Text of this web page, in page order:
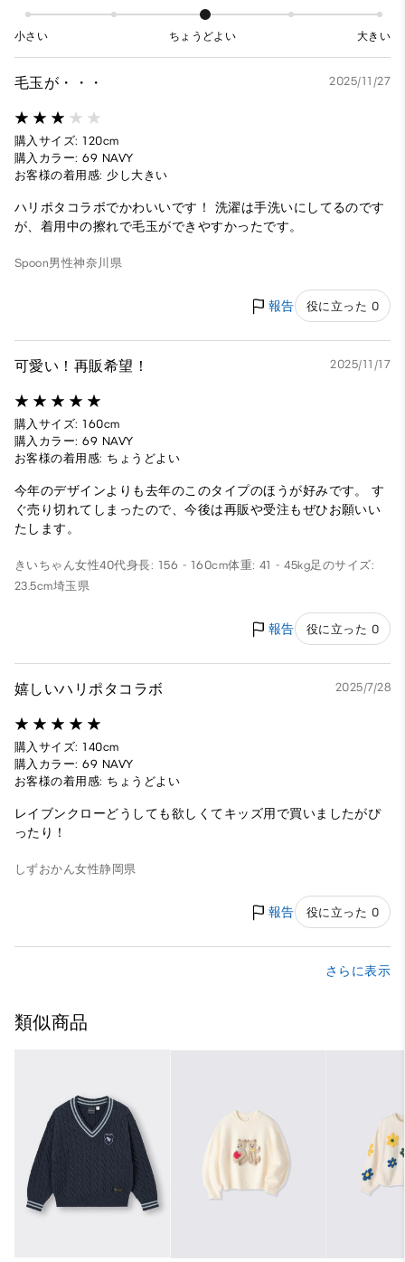
小さい ちょうどよい 大きい
毛玉が・・・ 2025/11/27
購入サイズ: 120cm
購入カラー: 69 NAVY
お客様の着用感: 少し大きい
ハリポタコラボでかわいいです！ 洗濯は手洗いにしてるのです
が、着用中の擦れで毛玉ができやすかったです。
Spoon男性神奈川県
報告 役に立った 0
可愛い！再販希望！ 2025/11/17
購入サイズ: 160cm
購入カラー: 69 NAVY
お客様の着用感: ちょうどよい
今年のデザインよりも去年のこのタイプのほうが好みです。 す
ぐ売り切れてしまったので、今後は再販や受注もぜひお願いい
たします。
きいちゃん女性40代身長: 156 - 160cm体重: 41 - 45kg足のサイズ:
23.5cm埼玉県
報告 役に立った 0
嬉しいハリポタコラボ 2025/7/28
購入サイズ: 140cm
購入カラー: 69 NAVY
お客様の着用感: ちょうどよい
レイブンクローどうしても欲しくてキッズ用で買いましたがぴ
ったり！
しずおかん女性静岡県
報告 役に立った 0
さらに表示
類似商品